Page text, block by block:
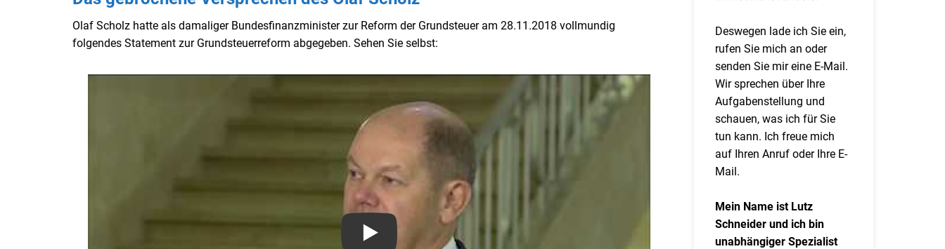
Olaf Scholz hatte als damaliger Bundesfinanzminister zur Reform der Grundsteuer am 28.11.2018 vollmundig
folgendes Statement zur Grundsteuerreform abgegeben. Sehen Sie selbst:
Deswegen lade ich Sie ein,
rufen Sie mich an oder
senden Sie mir eine E-Mail.
Wir sprechen über Ihre
Aufgabenstellung und
schauen, was ich für Sie
tun kann. Ich freue mich
auf Ihren Anruf oder Ihre E-
Mail.
Mein Name ist Lutz
Schneider und ich bin
unabhängiger Spezialist